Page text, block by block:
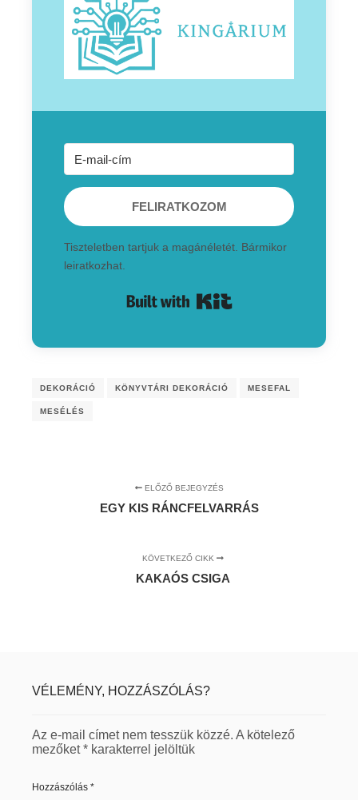
FELIRATKOZOM
Tiszteletben tartjuk a magánéletét. Bármikor
leiratkozhat.
DEKORÁCIÓ KÖNYVTÁRI DEKORÁCIÓ MESEFAL
MESÉLÉS
ELŐZŐ BEJEGYZÉS
EGY KIS RÁNCFELVARRÁS
KÖVETKEZŐ CIKK
KAKAÓS CSIGA
VÉLEMÉNY, HOZZÁSZÓLÁS?
Az e-mail címet nem tesszük közzé. A kötelező
mezőket* karakterrel jelöltük
Hozzászólás *